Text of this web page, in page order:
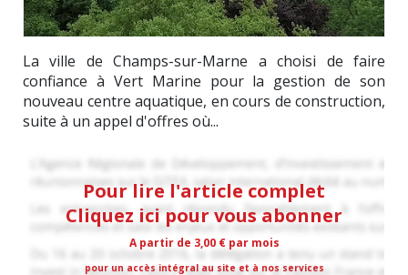
La ville de Champs-sur-Marne a choisi de faire
confiance à Vert Marine pour la gestion de son
nouveau centre aquatique, en cours de construction,
suite à un appel d'offres où...
Pour lire l'article complet
Cliquez ici pour vous abonner
A partir de 3,00 € par mois
pour un accès intégral au site et à nos services